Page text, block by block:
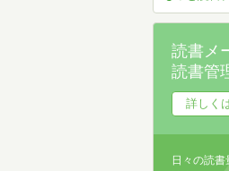
読書メ
読書管
詳しく
日々の読